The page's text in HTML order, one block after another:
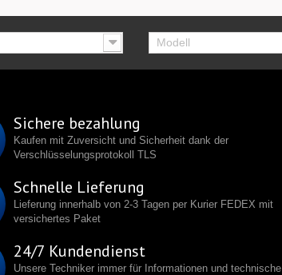
Modell
Sichere bezahlung
Kaufen mit Zuversicht und Sicherheit dank der
Verschlüsselungsprotokoll TLS
Schnelle Lieferung
Lieferung innerhalb von 2-3 Tagen per Kurier FEDEX mit
versichertes Paket
24/7 Kundendienst
Unsere Techniker immer für Informationen und technische